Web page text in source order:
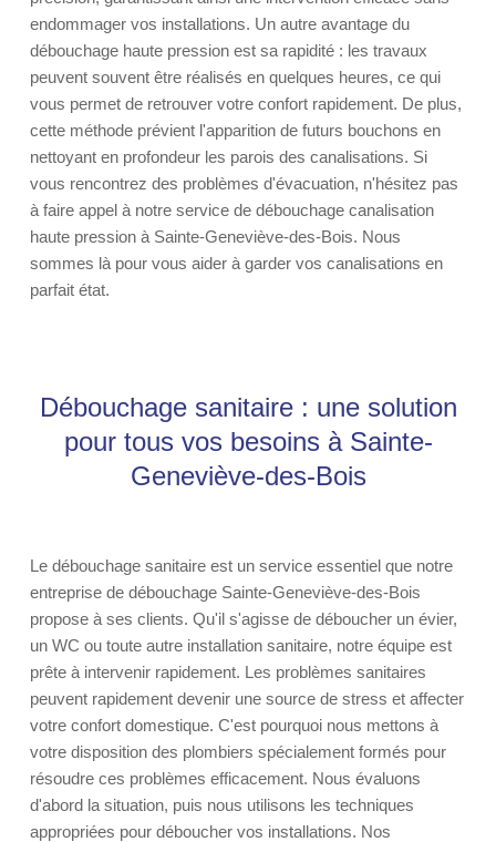
endommager vos installations. Un autre avantage du
débouchage haute pression est sa rapidité : les travaux
peuvent souvent être réalisés en quelques heures, ce qui
vous permet de retrouver votre confort rapidement. De plus,
cette méthode prévient l'apparition de futurs bouchons en
nettoyant en profondeur les parois des canalisations. Si
vous rencontrez des problèmes d'évacuation, n'hésitez pas
à faire appel à notre service de débouchage canalisation
haute pression à Sainte-Geneviève-des-Bois. Nous
sommes là pour vous aider à garder vos canalisations en
parfait état.
Débouchage sanitaire : une solution
pour tous vos besoins à Sainte-
Geneviève-des-Bois
Le débouchage sanitaire est un service essentiel que notre
entreprise de débouchage Sainte-Geneviève-des-Bois
propose à ses clients. Qu'il s'agisse de déboucher un évier,
un WC ou toute autre installation sanitaire, notre équipe est
prête à intervenir rapidement. Les problèmes sanitaires
peuvent rapidement devenir une source de stress et affecter
votre confort domestique. C'est pourquoi nous mettons à
votre disposition des plombiers spécialement formés pour
résoudre ces problèmes efficacement. Nous évaluons
d'abord la situation, puis nous utilisons les techniques
appropriées pour déboucher vos installations. Nos